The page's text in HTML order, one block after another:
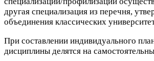
другая специализация из перечня,
объединения классических
При составлении индивидуального
дисциплины делятся на